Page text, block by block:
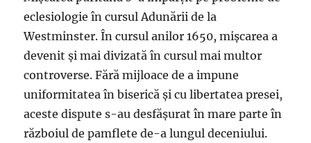
eclesiologie în cursul Adunării de la
Westminster. În cursul anilor 1650, mișcarea a
devenit și mai divizată în cursul mai multor
controverse. Fără mijloace de a impune
uniformitatea în biserică și cu libertatea presei,
aceste dispute s-au desfășurat în mare parte în
războiul de pamflete de-a lungul deceniului.